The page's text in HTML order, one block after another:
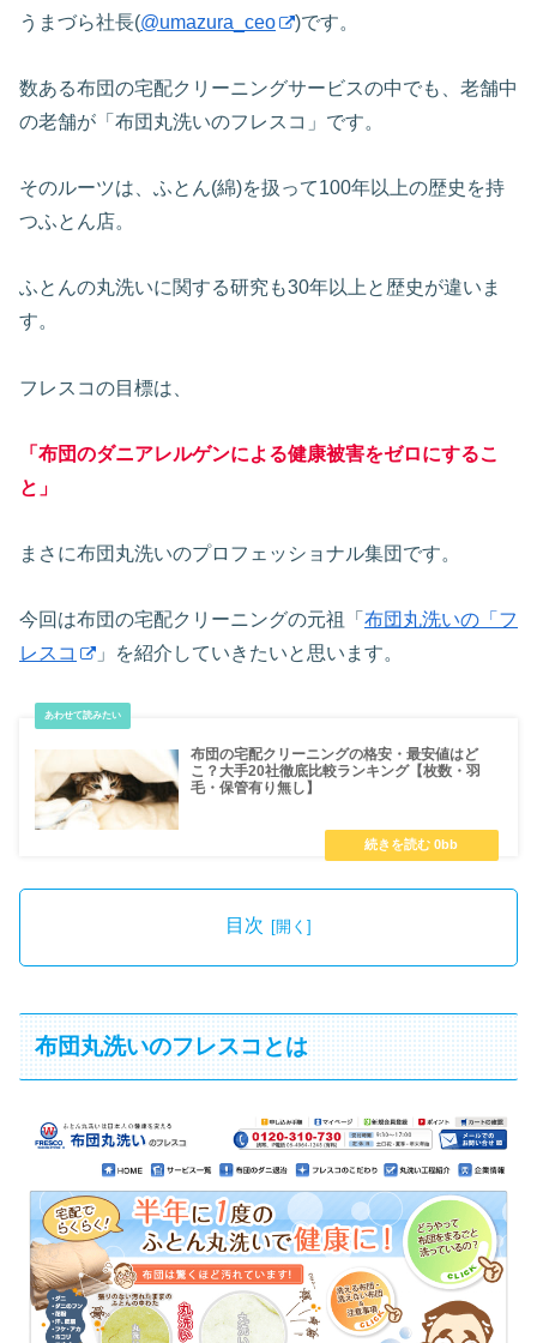
うまづら社長(@umazura_ceo )です。
数ある布団の宅配クリーニングサービスの中でも、老舗中
の老舗が「布団丸洗いのフレスコ」です。
そのルーツは、ふとん(綿)を扱って100年以上の歴史を持
つふとん店。
ふとんの丸洗いに関する研究も30年以上と歴史が違いま
す。
フレスコの目標は、
「布団のダニアレルゲンによる健康被害をゼロにするこ
と」
まさに布団丸洗いのプロフェッショナル集団です。
今回は布団の宅配クリーニングの元祖「 布団丸洗いの「フ
レスコ
」を紹介していきたいと思います。
布団の宅配クリーニングの格安・最安値はど
こ？大手20社徹底比較ランキング【枚数・羽
毛・保管有り無し】
目次
布団丸洗いのフレスコとは